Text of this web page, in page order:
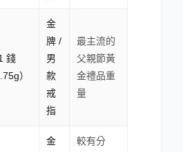
錢
）
金
牌 /
男
款
戒
指
最主流的
父親節黃
金禮品重
量
金
較有分